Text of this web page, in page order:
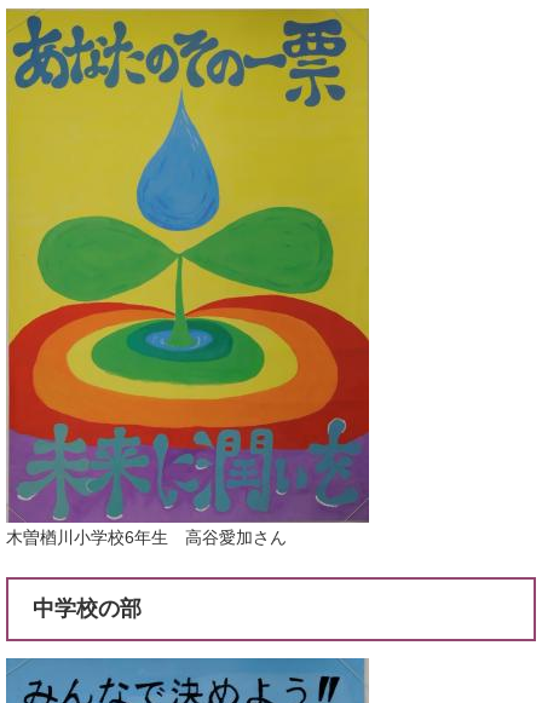
木曽楢川小学校6年生 高谷愛加さん
中学校の部